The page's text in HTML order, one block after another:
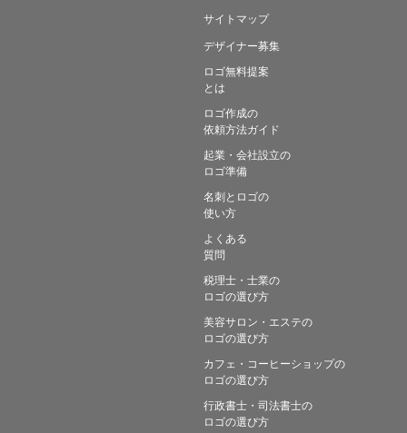
サイトマップ
デザイナー募集
ロゴ無料提案
とは
ロゴ作成の
依頼方法ガイド
起業・会社設立の
ロゴ準備
名刺とロゴの
使い方
よくある
質問
税理士・士業の
ロゴの選び方
美容サロン・エステの
ロゴの選び方
カフェ・コーヒーショップの
ロゴの選び方
行政書士・司法書士の
ロゴの選び方